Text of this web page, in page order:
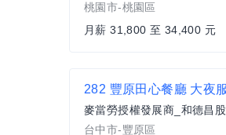
桃園市-桃園區
月薪 31,800 至 34,400 元
282 豐原田心餐廳 大夜
麥當勞授權發展商_和德昌
台中市-豐原區